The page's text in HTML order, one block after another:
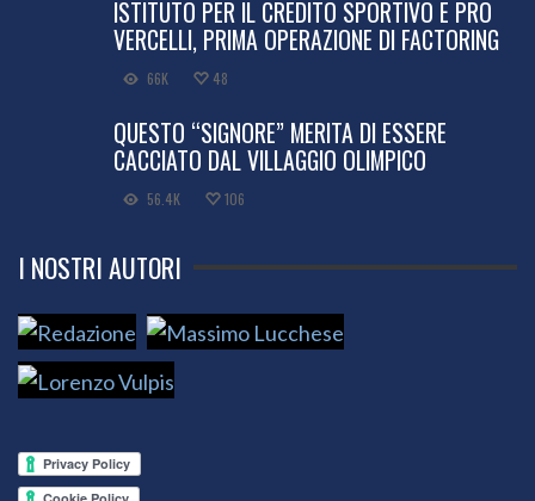
ISTITUTO PER IL CREDITO SPORTIVO E PRO
VERCELLI, PRIMA OPERAZIONE DI FACTORING
66K 48
QUESTO “SIGNORE” MERITA DI ESSERE
CACCIATO DAL VILLAGGIO OLIMPICO
56.4K 106
I NOSTRI AUTORI